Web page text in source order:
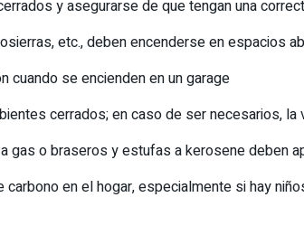
y asegurarse de que tengan una
etc., deben encenderse en espacios
cuando se encienden en un garage
cerrados; en caso de ser necesarios,
gas o braseros y estufas a kerosene deben
carbono en el hogar, especialmente si hay